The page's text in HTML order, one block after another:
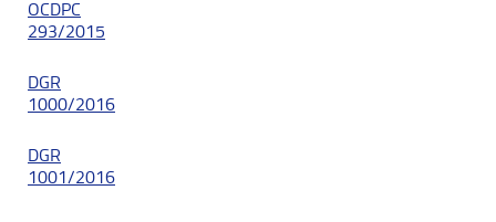
OCDPC
293/2015
DGR
1000/2016
DGR
1001/2016